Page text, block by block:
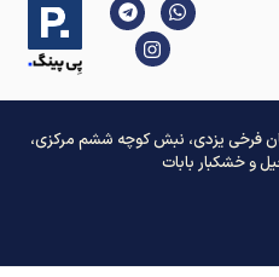
فرخی یزدی، نبش کوچه ششم مرکزی،